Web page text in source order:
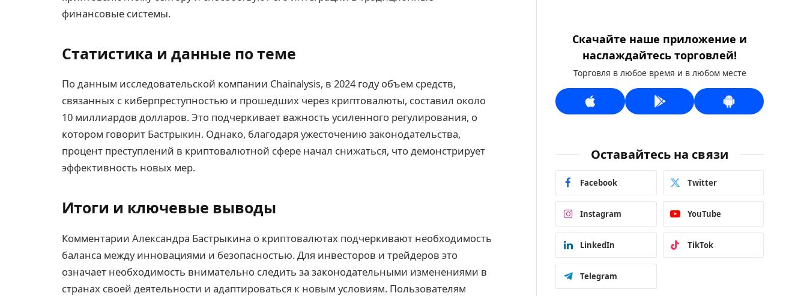
финансовые системы.
Статистика и данные по теме
По данным исследовательской компании Chainalysis, в 2024 году объем средств,
связанных с киберпреступностью и прошедших через криптовалюты, составил около
10 миллиардов долларов. Это подчеркивает важность усиленного регулирования, о
котором говорит Бастрыкин. Однако, благодаря ужесточению законодательства,
процент преступлений в криптовалютной сфере начал снижаться, что демонстрирует
эффективность новых мер.
Итоги и ключевые выводы
Комментарии Александра Бастрыкина о криптовалютах подчеркивают необходимость
баланса между инновациями и безопасностью. Для инвесторов и трейдеров это
означает необходимость внимательно следить за законодательными изменениями в
странах своей деятельности и адаптироваться к новым условиям. Пользователям
Скачайте наше приложение и
наслаждайтесь торговлей!
Торговля в любое время и в любом месте
Оставайтесь на связи
Facebook Twitter
Instagram YouTube
LinkedIn TikTok
Telegram